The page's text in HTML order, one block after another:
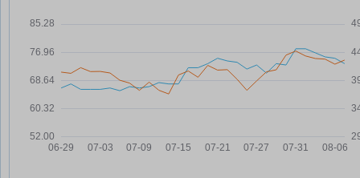
员增持股份计划实施期限过半的进
展公告
07-23
07-23
元，融资余额2.56亿元
07-23
05-13